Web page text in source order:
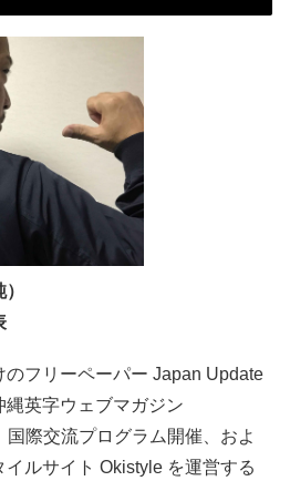
フリーペーパー Japan Update
英字ウェブマガジン
際交流プログラム開催、およ
ルサイト Okistyle を運営する